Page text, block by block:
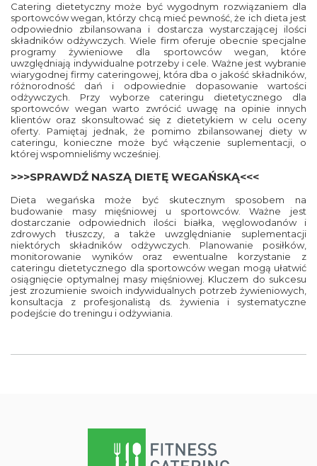
Catering dietetycznymoże być wygodnym rozwiązaniem dla
sportowców wegan, którzy chcą mieć pewność, że ich dieta jest
odpowiednio zbilansowana i dostarcza wystarczającej ilości
składników odżywczych. Wiele firm oferuje obecnie specjalne
programy żywieniowe dla sportowców wegan, które
uwzględniają indywidualne potrzeby i cele. Ważne jest wybranie
wiarygodnej firmy cateringowej, która dba o jakość składników,
różnorodność dań i odpowiednie dopasowanie wartości
odżywczych. Przy wyborze cateringu dietetycznego dla
sportowców wegan warto zwrócić uwagę na opinie innych
klientów oraz skonsultować się z dietetykiem w celu oceny
oferty. Pamiętaj jednak, że pomimo zbilansowanej diety w
cateringu, konieczne może być włączenie suplementacji, o
której wspomnieliśmy wcześniej.
>>>SPRAWDŹ NASZĄ DIETĘ WEGAŃSKĄ<<<
Dieta wegańska może być skutecznym sposobem na
budowanie masy mięśniowej u sportowców. Ważne jest
dostarczanie odpowiednich ilości białka, węglowodanów i
zdrowych tłuszczy, a także uwzględnianie suplementacji
niektórych składników odżywczych. Planowanie posiłków,
monitorowanie wyników oraz ewentualne korzystanie z
cateringu dietetycznego dla sportowców wegan mogą ułatwić
osiągnięcie optymalnej masy mięśniowej. Kluczem do sukcesu
jest zrozumienie swoich indywidualnych potrzeb żywieniowych,
konsultacja z profesjonalistą ds. żywienia i systematyczne
podejście do treningu i odżywiania.